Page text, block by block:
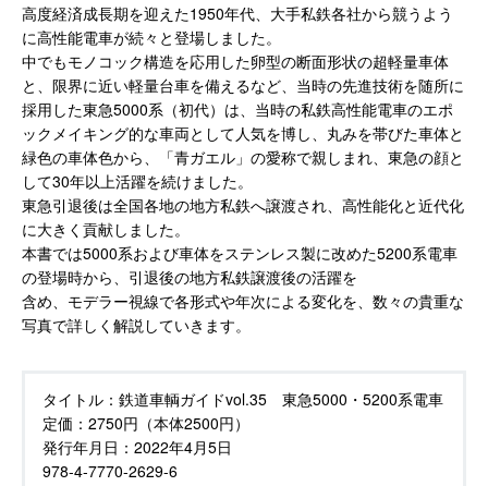
高度経済成長期を迎えた1950年代、大手私鉄各社から競うよう
に高性能電車が続々と登場しました。
中でもモノコック構造を応用した卵型の断面形状の超軽量車体
と、限界に近い軽量台車を備えるなど、当時の先進技術を随所に
採用した東急5000系（初代）は、当時の私鉄高性能電車のエポ
ックメイキング的な車両として人気を博し、丸みを帯びた車体と
緑色の車体色から、「青ガエル」の愛称で親しまれ、東急の顔と
して30年以上活躍を続けました。
東急引退後は全国各地の地方私鉄へ譲渡され、高性能化と近代化
に大きく貢献しました。
本書では5000系および車体をステンレス製に改めた5200系電車
の登場時から、引退後の地方私鉄譲渡後の活躍を
含め、モデラー視線で各形式や年次による変化を、数々の貴重な
写真で詳しく解説していきます。
タイトル： 鉄道車輌ガイドvol.35 東急5000・5200系電車
定価： 2750円（本体2500円）
発行年月日： 2022年4月5日
978-4-7770-2629-6